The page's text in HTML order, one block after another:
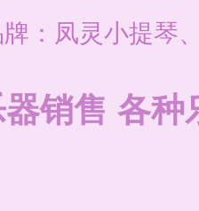
：凤灵小提琴
销售 各种